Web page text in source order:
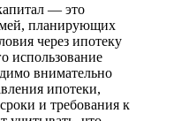
— это
планирующих
через ипотеку
использование
внимательно
ипотеки,
и требования к